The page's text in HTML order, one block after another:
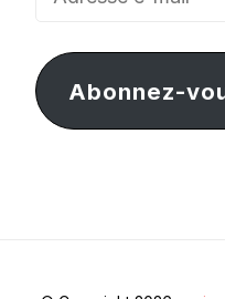
mail
Abonnez-